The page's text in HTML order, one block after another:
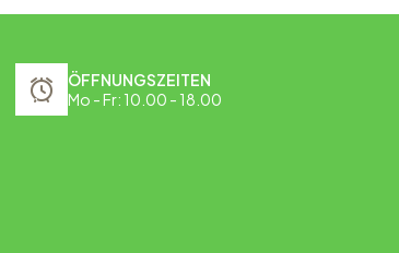
ÖFFNUNGSZEITEN
Mo - Fr: 10.00 - 18.00